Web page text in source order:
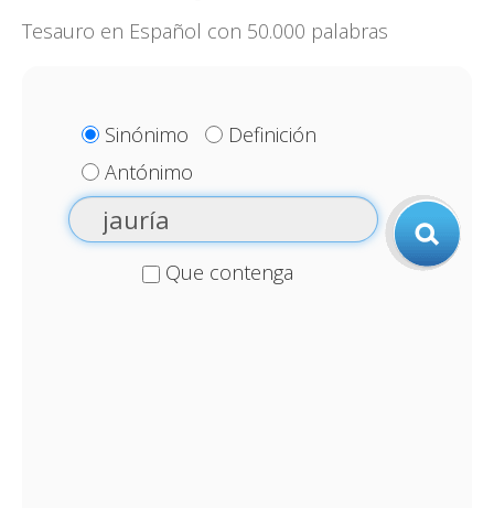
Tesauro en Español con 50.000 palabras
Sinónimo
Definición
Antónimo
Que contenga